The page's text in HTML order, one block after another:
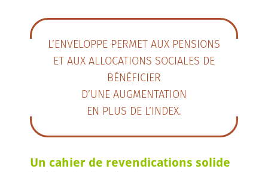
L’ENVELOPPE PERMET AUX PENSIONS
ET AUX ALLOCATIONS SOCIALES DE
BÉNÉFICIER
D’UNE AUGMENTATION
EN PLUS DE L’INDEX.
Un cahier de revendications solide